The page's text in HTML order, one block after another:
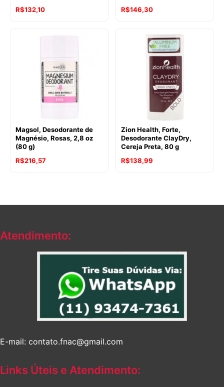
R$132,10
R$146,30
Magsol, Desodorante de
Magnésio, Rosas, 2,8 oz
(80 g)
R$216,57
Zion Health, Forte,
Desodorante ClayDry,
Cereja Preta, 80 g
R$138,99
Atendimento:
E-mail: contato.fnac@gmail.com
Links Úteis e Atendimento: